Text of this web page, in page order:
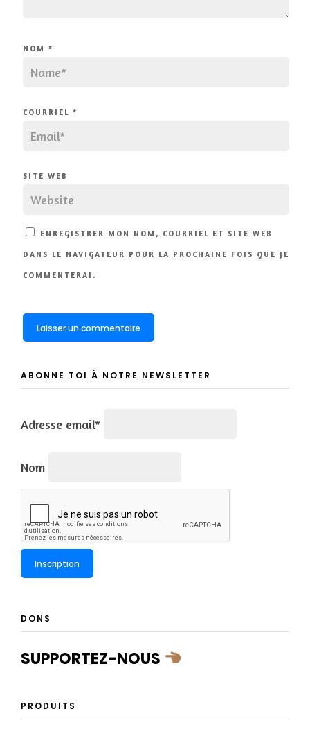
NOM *
COURRIEL *
SITE WEB
ENREGISTRER MON NOM, COURRIEL ET SITE WEB
DANS LE NAVIGATEUR POUR LA PROCHAINE FOIS QUE JE
COMMENTERAI.
ABONNE TOI À NOTRE NEWSLETTER
Adresse email*
Nom
DONS
SUPPORTEZ-NOUS
PRODUITS